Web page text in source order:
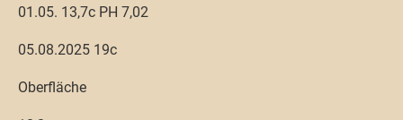
01.05. 13,7c PH 7,02
05.08.2025 19c
Oberfläche